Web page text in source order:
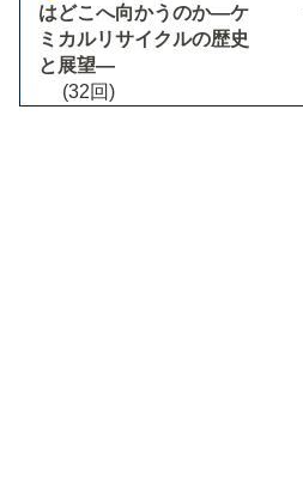
はどこへ向かうのか―ケ
ミカルリサイクルの歴史
と展望―
(32回)